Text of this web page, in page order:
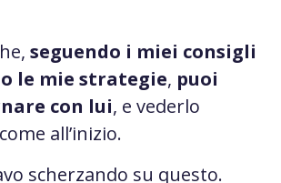
seguendo i miei consigli
le mie strategie, puoi
con lui, e vederlo
all’inizio.
scherzando su questo.